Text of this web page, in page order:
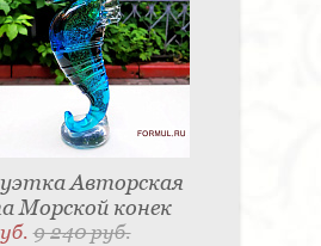
Авторская
Морской конек
9 240 руб.